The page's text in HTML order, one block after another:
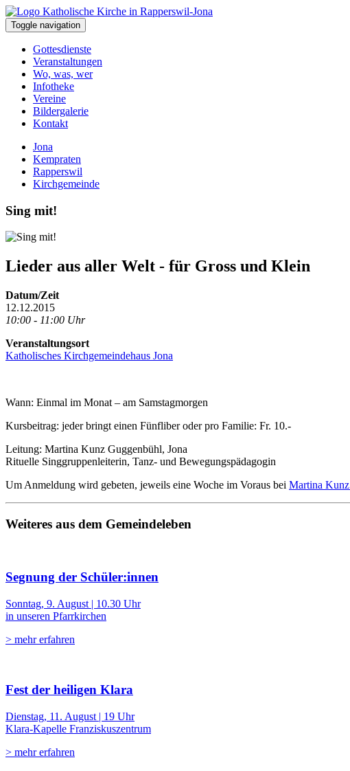
Toggle navigation
Gottesdienste
Veranstaltungen
Wo, was, wer
Infotheke
Vereine
Bildergalerie
Kontakt
Jona
Kempraten
Rapperswil
Kirchgemeinde
Sing mit!
Lieder aus aller Welt - für Gross und Klein
Datum/Zeit
12.12.2015
10:00 - 11:00 Uhr
Veranstaltungsort
Katholisches Kirchgemeindehaus Jona
Wann: Einmal im Monat – am Samstagmorgen
Kursbeitrag: jeder bringt einen Fünfliber oder pro Familie: Fr. 10.-
Leitung: Martina Kunz Guggenbühl, Jona
Rituelle Singgruppenleiterin, Tanz- und Bewegungspädagogin
Um Anmeldung wird gebeten, jeweils eine Woche im Voraus bei Martina Kunz
Weiteres aus dem Gemeindeleben
Segnung der Schüler:innen
Sonntag, 9. August | 10.30 Uhr
in unseren Pfarrkirchen
> mehr erfahren
Fest der heiligen Klara
Dienstag, 11. August | 19 Uhr
Klara-Kapelle Franziskuszentrum
> mehr erfahren